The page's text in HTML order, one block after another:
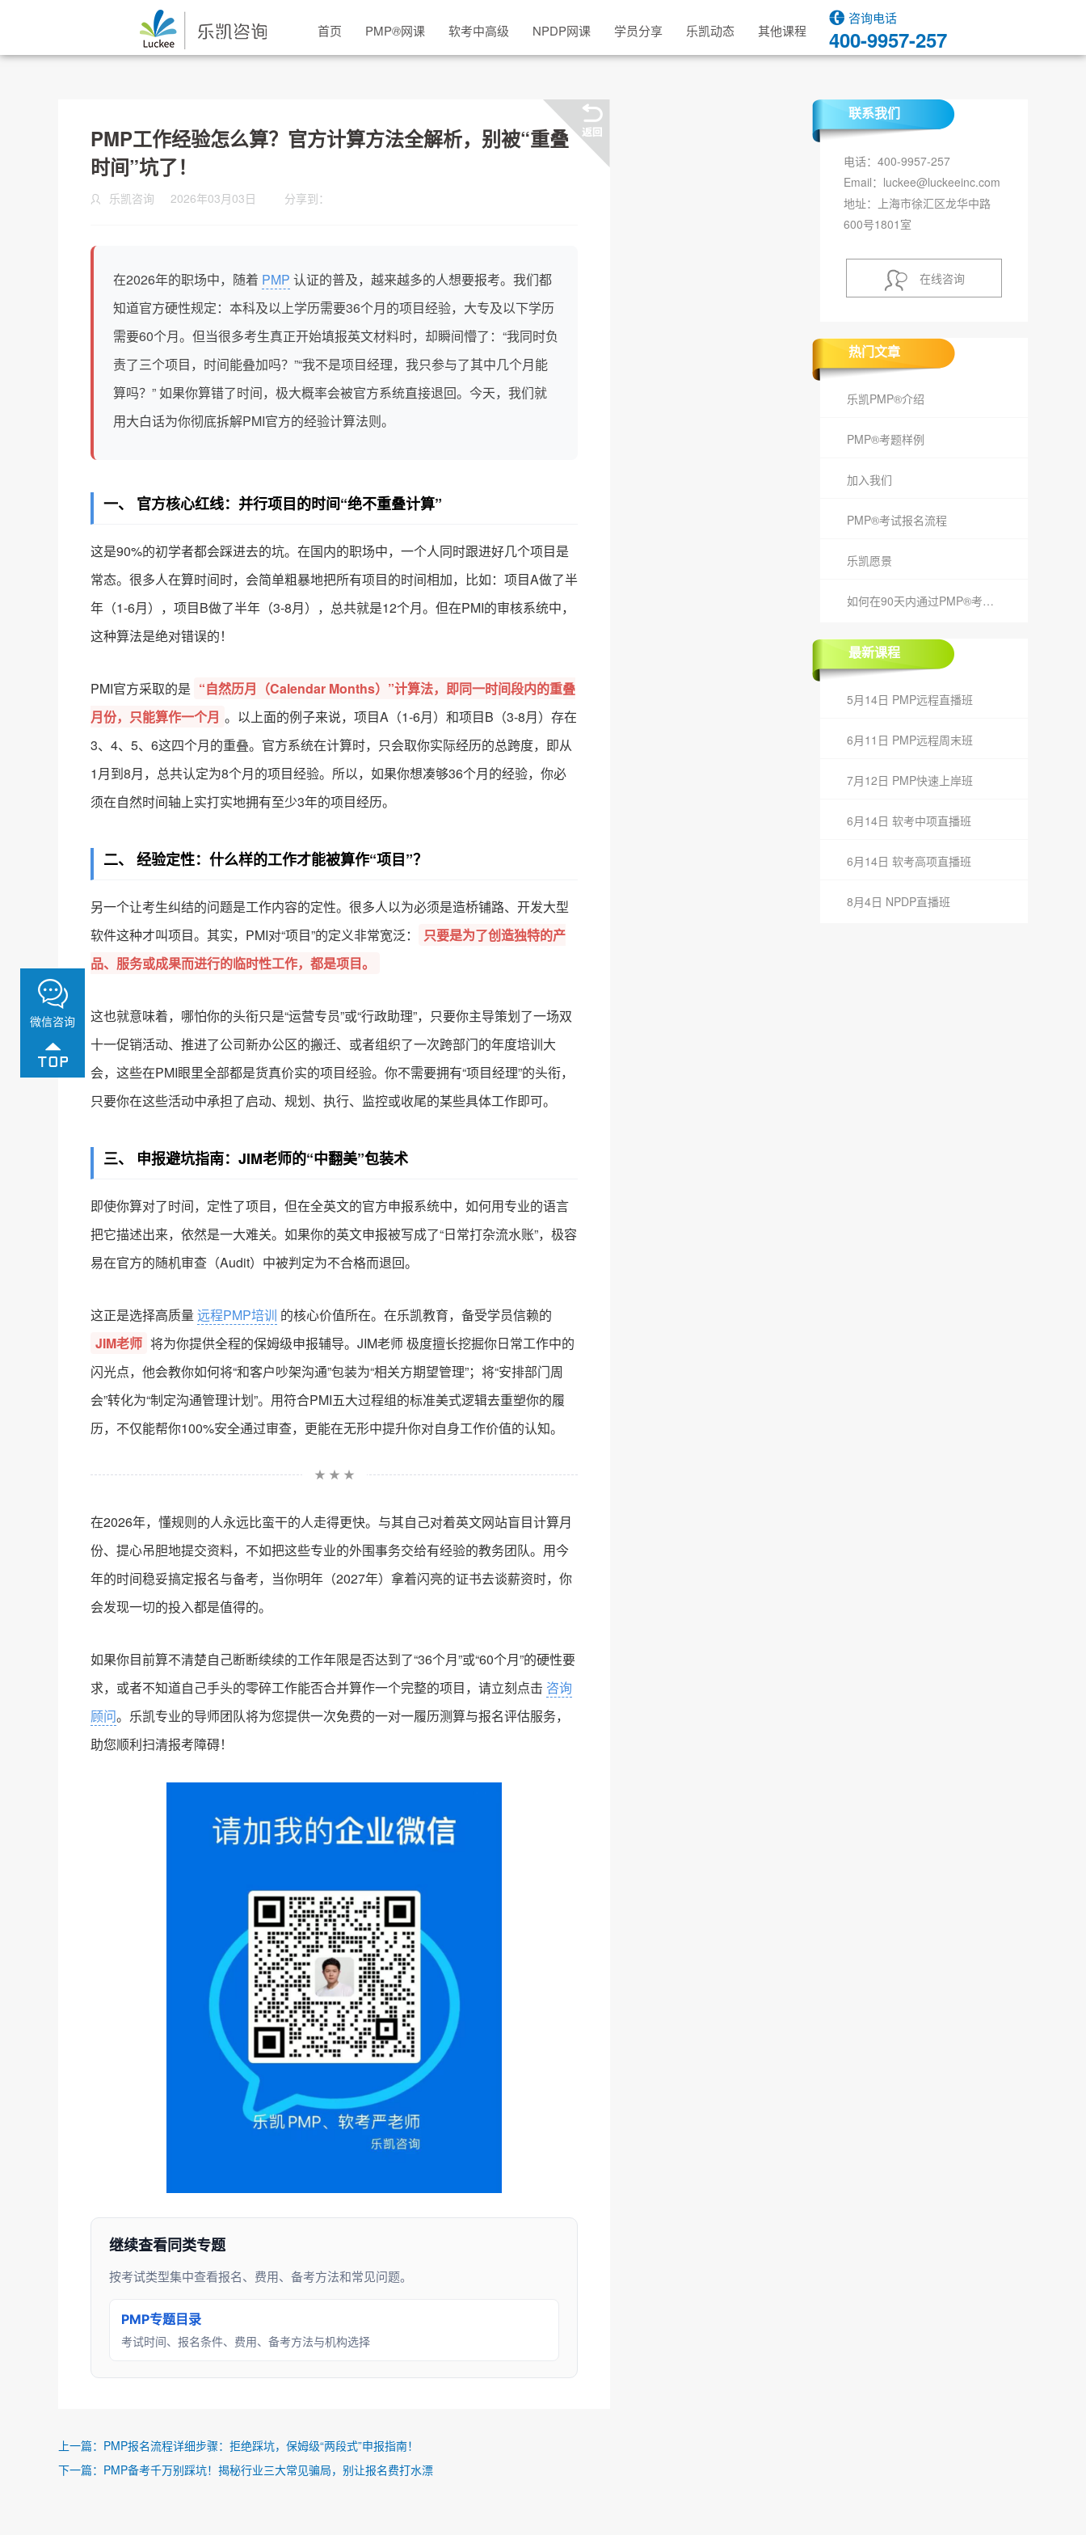
首页 PMP®网课 软考中高级 NPDP网课 学员分享 乐凯动态 其他课程
咨询电话
400-9957-257
PMP工作经验怎么算？官方计算方法全解析，别被“重叠
时间”坑了！
乐凯咨询 2026年03月03日 分享到：
在2026年的职场中，随着 PMP 认证的普及，越来越多的人想要报考。我们都
知道官方硬性规定：本科及以上学历需要36个月的项目经验，大专及以下学历
需要60个月。但当很多考生真正开始填报英文材料时，却瞬间懵了：“我同时负
责了三个项目，时间能叠加吗？”“我不是项目经理，我只参与了其中几个月能
算吗？” 如果你算错了时间，极大概率会被官方系统直接退回。今天，我们就
用大白话为你彻底拆解PMI官方的经验计算法则。
一、 官方核心红线：并行项目的时间“绝不重叠计算”
这是90%的初学者都会踩进去的坑。在国内的职场中，一个人同时跟进好几个项目是
常态。很多人在算时间时，会简单粗暴地把所有项目的时间相加，比如：项目A做了半
年（1-6月），项目B做了半年（3-8月），总共就是12个月。但在PMI的审核系统中，
这种算法是绝对错误的！
PMI官方采取的是 “自然历月（Calendar Months）”计算法，即同一时间段内的重叠
月份，只能算作一个月 。以上面的例子来说，项目A（1-6月）和项目B（3-8月）存在
3、4、5、6这四个月的重叠。官方系统在计算时，只会取你实际经历的总跨度，即从
1月到8月，总共认定为8个月的项目经验。所以，如果你想凑够36个月的经验，你必
须在自然时间轴上实打实地拥有至少3年的项目经历。
二、 经验定性：什么样的工作才能被算作“项目”？
另一个让考生纠结的问题是工作内容的定性。很多人以为必须是造桥铺路、开发大型
软件这种才叫项目。其实，PMI对“项目”的定义非常宽泛：
只要是为了创造独特的产
品、服务或成果而进行的临时性工作，都是项目。
这也就意味着，哪怕你的头衔只是“运营专员”或“行政助理”，只要你主导策划了一场双
十一促销活动、推进了公司新办公区的搬迁、或者组织了一次跨部门的年度培训大
会，这些在PMI眼里全部都是货真价实的项目经验。你不需要拥有“项目经理”的头衔，
只要你在这些活动中承担了启动、规划、执行、监控或收尾的某些具体工作即可。
三、 申报避坑指南：JIM老师的“中翻美”包装术
即使你算对了时间，定性了项目，但在全英文的官方申报系统中，如何用专业的语言
把它描述出来，依然是一大难关。如果你的英文申报被写成了“日常打杂流水账”，极容
易在官方的随机审查（Audit）中被判定为不合格而退回。
这正是选择高质量 远程PMP培训 的核心价值所在。在乐凯教育，备受学员信赖的
JIM老师 将为你提供全程的保姆级申报辅导。JIM老师 极度擅长挖掘你日常工作中的
闪光点，他会教你如何将“和客户吵架沟通”包装为“相关方期望管理”；将“安排部门周
会”转化为“制定沟通管理计划”。用符合PMI五大过程组的标准美式逻辑去重塑你的履
历，不仅能帮你100%安全通过审查，更能在无形中提升你对自身工作价值的认知。
★ ★ ★
在2026年，懂规则的人永远比蛮干的人走得更快。与其自己对着英文网站盲目计算月
份、提心吊胆地提交资料，不如把这些专业的外围事务交给有经验的教务团队。用今
年的时间稳妥搞定报名与备考，当你明年（2027年）拿着闪亮的证书去谈薪资时，你
会发现一切的投入都是值得的。
如果你目前算不清楚自己断断续续的工作年限是否达到了“36个月”或“60个月”的硬性要
求，或者不知道自己手头的零碎工作能否合并算作一个完整的项目，请立刻点击 咨询
顾问。乐凯专业的导师团队将为您提供一次免费的一对一履历测算与报名评估服务，
助您顺利扫清报考障碍！
继续查看同类专题
按考试类型集中查看报名、费用、备考方法和常见问题。
PMP专题目录
考试时间、报名条件、费用、备考方法与机构选择
上一篇： PMP报名流程详细步骤：拒绝踩坑，保姆级“两段式”申报指南！
下一篇： PMP备考千万别踩坑！揭秘行业三大常见骗局，别让报名费打水漂
联系我们
电话：400-9957-257
Email：luckee@luckeeinc.com
地址：上海市徐汇区龙华中路
600号1801室
在线咨询
热门文章
乐凯PMP®介绍
PMP®考题样例
加入我们
PMP®考试报名流程
乐凯愿景
如何在90天内通过PMP®考试？
最新课程
5月14日 PMP远程直播班
6月11日 PMP远程周末班
7月12日 PMP快速上岸班
6月14日 软考中项直播班
6月14日 软考高项直播班
8月4日 NPDP直播班
微信咨询